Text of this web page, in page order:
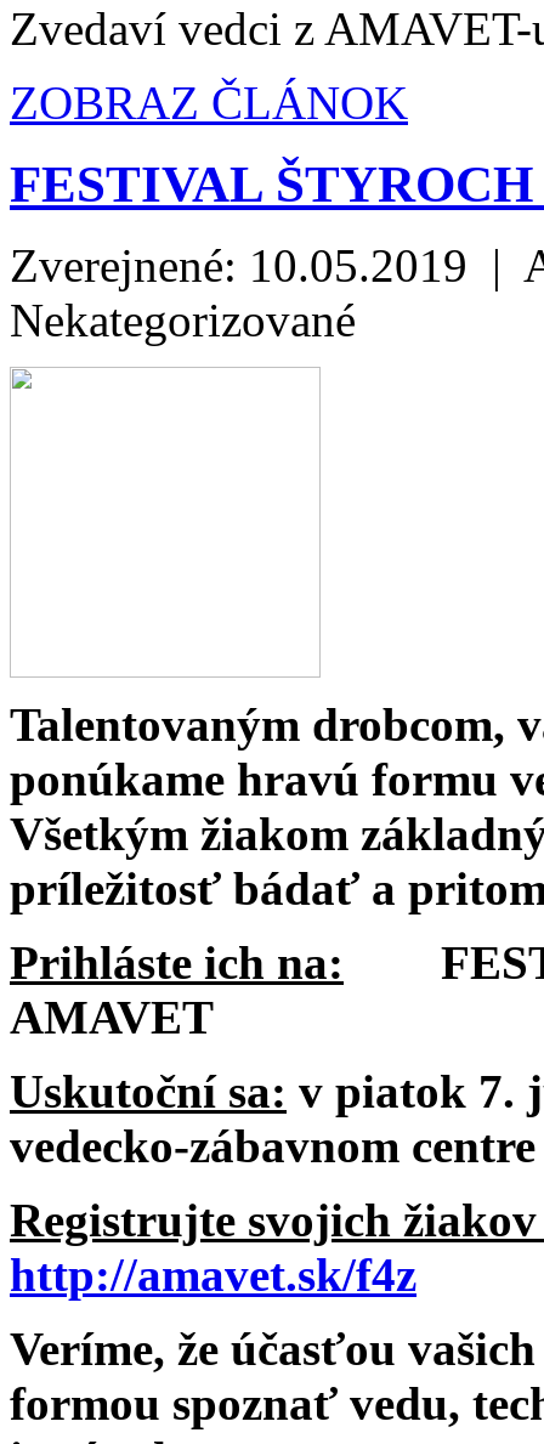
Zvedaví vedci z AMAVET-
ZOBRAZ ČLÁNOK
FESTIVAL
Zverejnené: 10.05.2019 |
Nekategorizované
Talentovaným drobcom,
ponúkame hravú formu
Všetkým žiakom
príležitosť bádať a
Prihláste ich na:
AMAVET
Uskutoční sa: v piatok 7.
vedecko-zábavnom
Registrujte svojich
http://amavet.sk/f4z
Veríme, že účasťou
formou spoznať vedu,